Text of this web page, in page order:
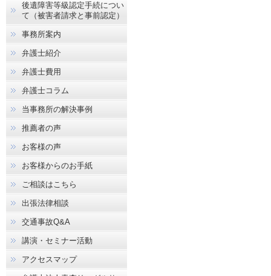
後遺障害等級認定手続につい
て（被害者請求と事前認定）
事務所案内
弁護士紹介
弁護士費用
弁護士コラム
当事務所の解決事例
推薦者の声
お客様の声
お客様からのお手紙
ご相談はこちら
出張法律相談
交通事故Q&A
講演・セミナー活動
アクセスマップ